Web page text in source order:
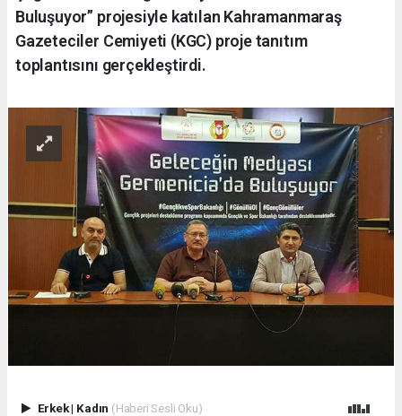
Buluşuyor” projesiyle katılan Kahramanmaraş
Gazeteciler Cemiyeti (KGC) proje tanıtım
toplantısını gerçekleştirdi.
Erkek| Kadın (Haberi Sesli Oku)